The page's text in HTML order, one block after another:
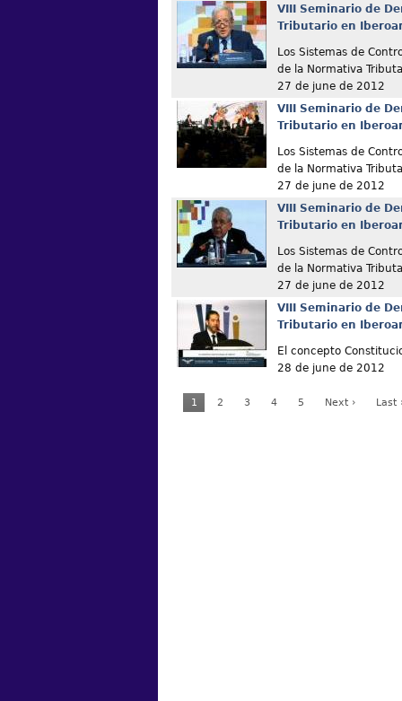
VIII Seminario de
Tributario en
Los Sistemas de
de la Normativa
27 de june de 2012
VIII Seminario de
Tributario en
Los Sistemas de
de la Normativa
27 de june de 2012
VIII Seminario de
Tributario en
Los Sistemas de
de la Normativa
27 de june de 2012
VIII Seminario de
Tributario en
El concepto
28 de june de 2012
1 2 3 4 5 Next › Last